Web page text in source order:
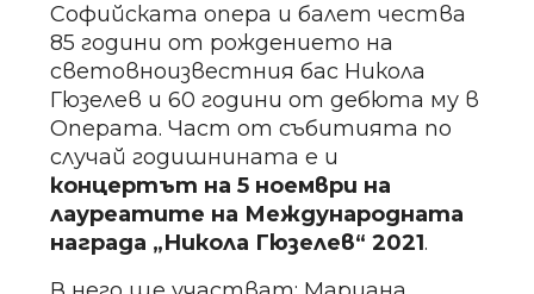
Софийската опера и балет чества
85 години от рождението на
световноизвестния бас Никола
Гюзелев и 60 години от дебюта му в
Операта. Част от събитията по
случай годишнината е и
концертът на 5 ноември на
лауреатите на Международната
награда „Никола Гюзелев“ 2021.